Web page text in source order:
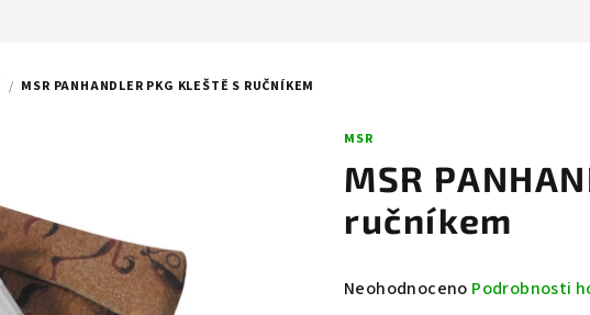
/ MSR PANHANDLER PKG KLEŠTĚ S RUČNÍKEM
MSR
MSR
ručníkem
Průměrné
Neohodnoceno Podrobnosti